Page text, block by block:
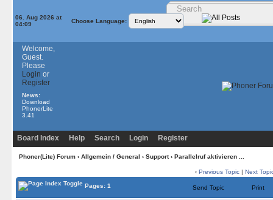
06. Aug 2026 at
04:09
Choose Language:
Welcome,
Guest.
Please
Login or
Register
News:
Download
PhonerLite
3.41
Board Index Help Search Login Register
Phoner(Lite) Forum› Allgemein / General › Support› Parallelruf aktivieren ...
‹ Previous Topic | Next
Pages: 1 Send Topic Print